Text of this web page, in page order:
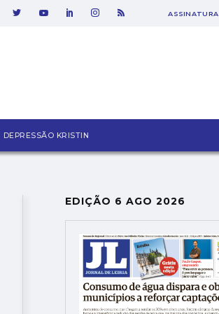
ASSINATURA
DEPRESSÃO KRISTIN
EDIÇÃO 6 AGO 2026